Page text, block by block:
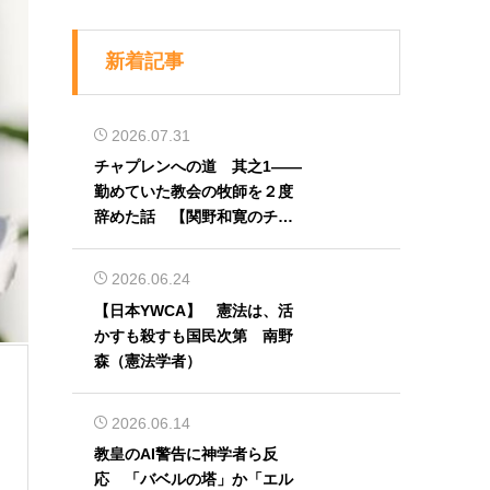
新着記事
2026.07.31
チャプレンへの道 其之1――
勤めていた教会の牧師を２度
辞めた話 【関野和寛のチャ
2026.06.24
【日本YWCA】 憲法は、活
かすも殺すも国民次第 南野
森（憲法学者）
2026.06.14
教皇のAI警告に神学者ら反
応 「バベルの塔」か「エル